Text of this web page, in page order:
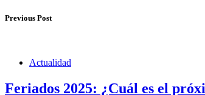
Previous Post
Actualidad
Feriados 2025: ¿Cuál es el